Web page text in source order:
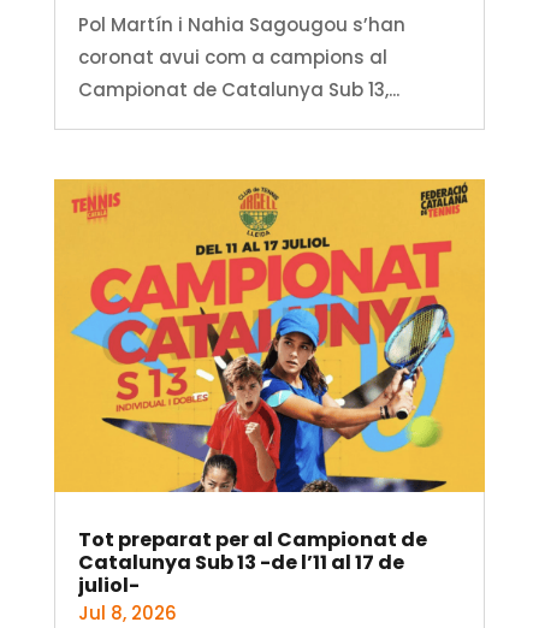
Pol Martín i Nahia Sagougou s’han
coronat avui com a campions al
Campionat de Catalunya Sub 13,...
Tot preparat per al Campionat de
Catalunya Sub 13 -de l’11 al 17 de
juliol-
Jul 8, 2026